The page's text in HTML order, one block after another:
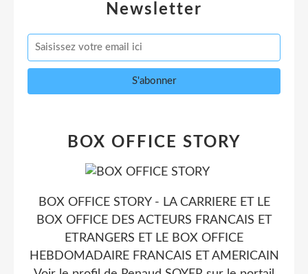
Newsletter
BOX OFFICE STORY
BOX OFFICE STORY - LA CARRIERE ET LE
BOX OFFICE DES ACTEURS FRANCAIS ET
ETRANGERS ET LE BOX OFFICE
HEBDOMADAIRE FRANCAIS ET AMERICAIN